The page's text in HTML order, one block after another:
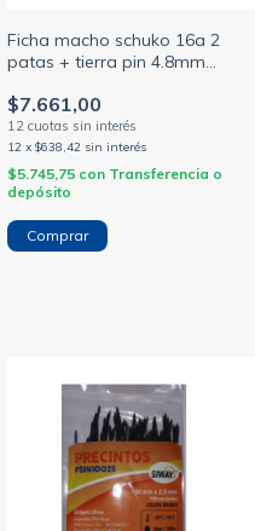
Ficha macho schuko 16a 2
patas + tierra pin 4.8mm
$7.661,00
12 x $638,42 sin interés
$5.745,75 con Transferencia o
depósito